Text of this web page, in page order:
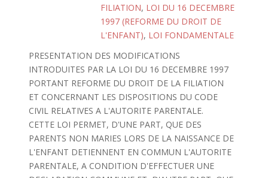
FILIATION, LOI DU 16 DECEMBRE
1997 (REFORME DU DROIT DE
L'ENFANT), LOI FONDAMENTALE
PRESENTATION DES MODIFICATIONS
INTRODUITES PAR LA LOI DU 16 DECEMBRE 1997
PORTANT REFORME DU DROIT DE LA FILIATION
ET CONCERNANT LES DISPOSITIONS DU CODE
CIVIL RELATIVES A L'AUTORITE PARENTALE.
CETTE LOI PERMET, D'UNE PART, QUE DES
PARENTS NON MARIES LORS DE LA NAISSANCE DE
L'ENFANT DETIENNENT EN COMMUN L'AUTORITE
PARENTALE, A CONDITION D'EFFECTUER UNE